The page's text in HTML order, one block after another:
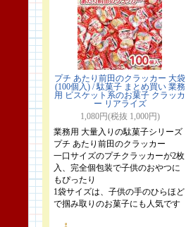
プチ あたり前田のクラッカー 大袋
(100個入) / 駄菓子 まとめ買い 業務
用 ビスケット系のお菓子 クラッカ
ー リアライズ
1,080円(税抜 1,000円)
業務用 大量入りの駄菓子シリーズ
プチ あたり前田のクラッカー
一口サイズのプチクラッカーが2枚
入、完全個包装で子供のおやつに
もぴったり
1袋サイズは、子供の手のひらほど
で掴み取りのお菓子にも人気です